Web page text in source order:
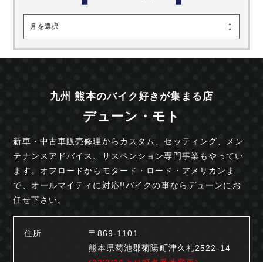
月を選択
九州 熊本のバイク好きが集まる店
デューン・モト
新車・中古車販売修理からカスタム、セッティング、
メン
テナンスアドバイス、サスペンション専門事業もやってい
ます。オフロードからモタード・ロード・ アメリカンま
で、オールマイティに対応!!バイクの事ならデューンにお
任せ下さい。
住所
〒869-1101
熊本県菊池郡菊陽町津久礼2522-14